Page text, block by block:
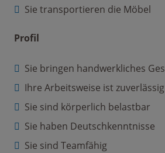
Sie transportieren die Möbel
Profil
Sie bringen handwerkliches
Ihre Arbeitsweise ist
Sie sind körperlich belastbar
Sie haben Deutschkenntnisse
Sie sind Teamfähig